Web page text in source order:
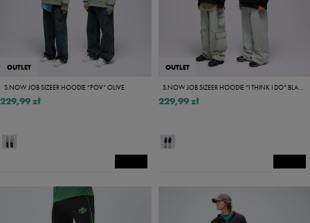
OUTLET
S.NOW JOB SIZEER HOODIE “POV” OLIVE
229,99 zł
OUTLET
S.NOW JOB SIZEER HOODIE “I THINK I DO” BLACK
229,99 zł